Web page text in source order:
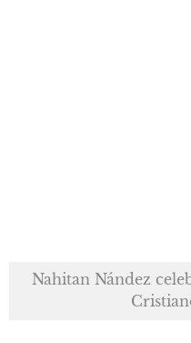
Nahitan Nández